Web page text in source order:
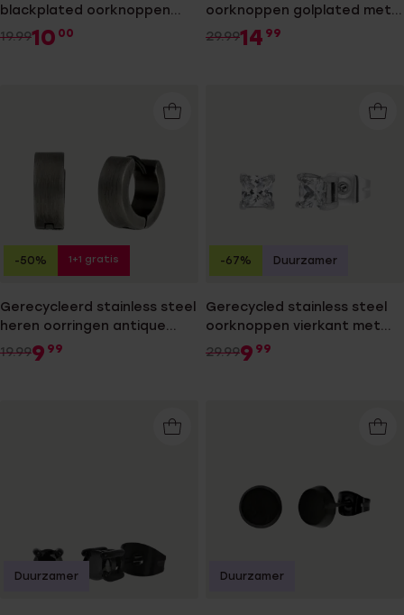
blackplated oorknoppen
met zwarte zirkonia voor
heren
19.9910 00
oorknoppen golplated met
vierkante zirkonia 4mm voor
heren
29.9914 99
Gerecycleerd stainless steel
heren oorringen antique
finish
19.999 99
-50% 1+1 gratis
Gerecycled stainless steel
oorknoppen vierkant met
zirkonia 4mm voor heren
29.999 99
-67% Duurzamer
Duurzamer Duurzamer